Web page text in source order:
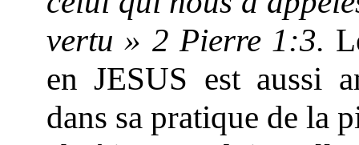
vertu » 2 Pierre 1:3.
en JESUS est aussi
dans sa pratique de la